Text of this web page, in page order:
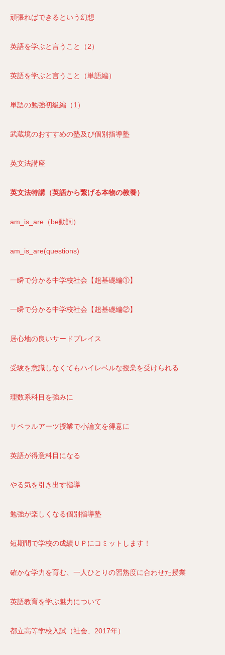
頑張ればできるという幻想
英語を学ぶと言うこと（2）
英語を学ぶと言うこと（単語編）
単語の勉強初級編（1）
武蔵境のおすすめの塾及び個別指導塾
英文法講座
英文法特講（英語から繋げる本物の教養）
am_is_are（be動詞）
am_is_are(questions)
一瞬で分かる中学校社会【超基礎編①】
一瞬で分かる中学校社会【超基礎編②】
居心地の良いサードプレイス
受験を意識しなくてもハイレベルな授業を受けられる
理数系科目を強みに
リベラルアーツ授業で小論文を得意に
英語が得意科目になる
やる気を引き出す指導
勉強が楽しくなる個別指導塾
短期間で学校の成績ＵＰにコミットします！
確かな学力を育む、一人ひとりの習熟度に合わせた授業
英語教育を学ぶ魅力について
都立高等学校入試（社会、2017年）